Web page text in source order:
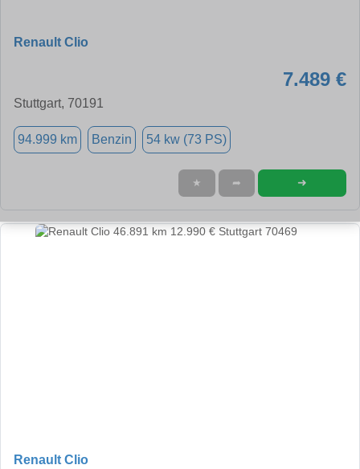
Renault Clio
7.489 €
Stuttgart, 70191
94.999 km Benzin 54 kw (73 PS)
★ ➦ ➜
Renault Clio